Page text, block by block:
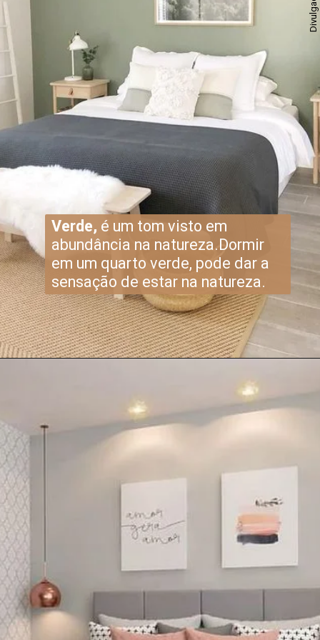
Verde, é um tom visto em
abundância na natureza.Dormir
em um quarto verde, pode dar a
sensação de estar na natureza.